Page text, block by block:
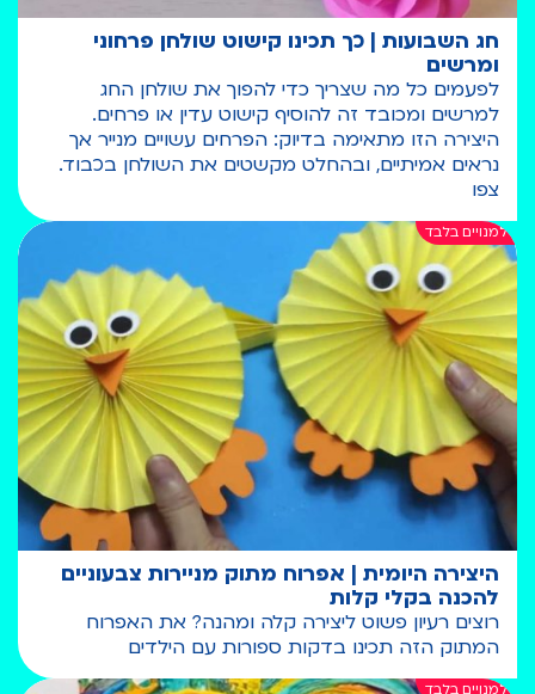
חג השבועות | כך תכינו קישוט שולחן פרחוני
ומרשים
לפעמים כל מה שצריך כדי להפוך את שולחן החג
למרשים ומכובד זה להוסיף קישוט עדין או פרחים.
היצירה הזו מתאימה בדיוק: הפרחים עשויים מנייר אך
נראים אמיתיים, ובהחלט מקשטים את השולחן בכבוד.
צפו
היצירה היומית | אפרוח מתוק מניירות צבעוניים
להכנה בקלי קלות
רוצים רעיון פשוט ליצירה קלה ומהנה? את האפרוח
המתוק הזה תכינו בדקות ספורות עם הילדים